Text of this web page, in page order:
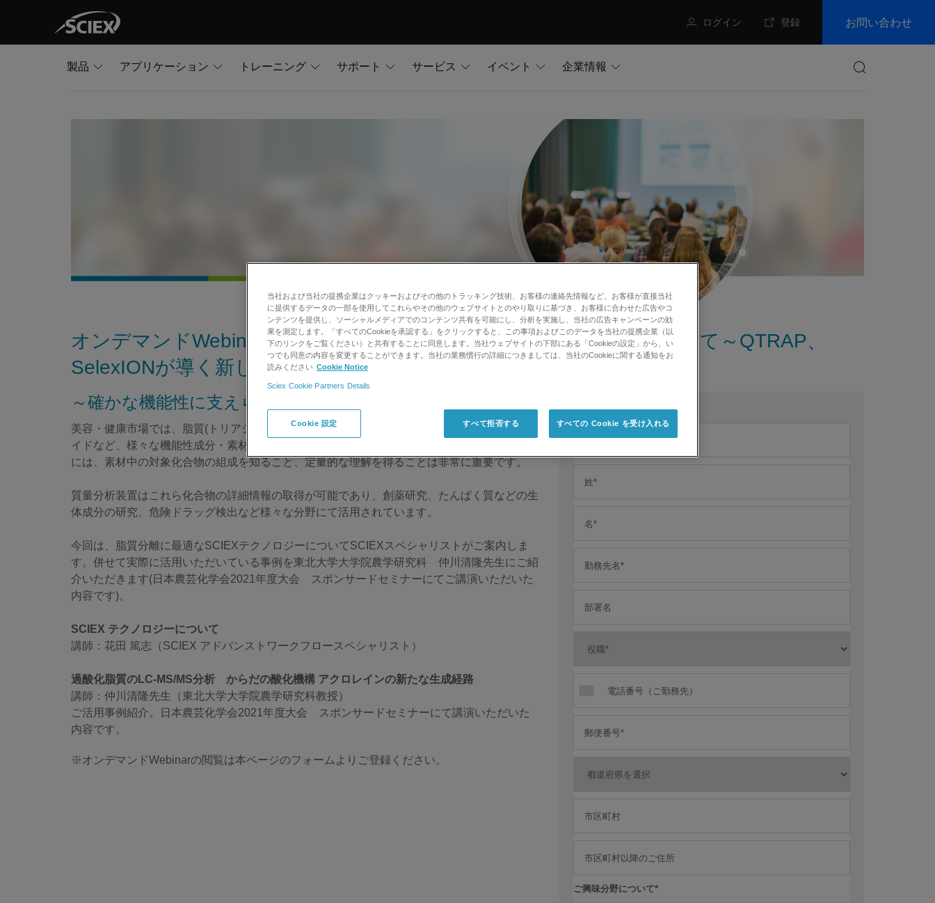
ログイン 登録 お問い合わせ
製品 アプリケーション トレーニング サポート サービス イベント
企業情報
オンデマンドWebinar：脂質分離の最適解 SCIEXテクノロジーについて～QTRAP、
SelexIONが導く新しい分離
～確かな機能性に支えられた製品開発に向けて～
美容・健康市場では、脂質(トリアシルグリセロール、セラミド)、ポリフェノール、フラボノ
イドなど、様々な機能性成分・素材の活用が進んでいます。しかし、確かな機能性を担保する
には、素材中の対象化合物の組成を知ること、定量的な理解を得ることは非常に重要です。
質量分析装置はこれら化合物の詳細情報の取得が可能であり、創薬研究、たんぱく質などの生
体成分の研究、危険ドラッグ検出など様々な分野にて活用されています。
今回は、脂質分離に最適なSCIEXテクノロジーについてSCIEXスペシャリストがご案内しま
す。併せて実際に活用いただいている事例を東北大学大学院農学研究科 仲川清隆先生にご紹
介いただきます(日本農芸化学会2021年度大会 スポンサードセミナーにてご講演いただいた
内容です)。
SCIEX テクノロジーについて
講師：花田 篤志（SCIEX アドバンストワークフロースペシャリスト）
過酸化脂質のLC-MS/MS分析 からだの酸化機構 アクロレインの新たな生成経路
講師：仲川清隆先生（東北大学大学院農学研究科教授）
ご活用事例紹介。日本農芸化学会2021年度大会 スポンサードセミナーにて講演いただいた
内容です。
※オンデマンドWebinarの閲覧は本ページのフォームよりご登録ください。
当社および当社の提携企業はクッキーおよびその他のトラッキング技術、お客様の連絡先情報など、お客様が直接当社
に提供するデータの一部を使用してこれらやその他のウェブサイトとのやり取りに基づき、お客様に合わせた広告やコ
ンテンツを提供し、ソーシャルメディアでのコンテンツ共有を可能にし、分析を実施し、当社の広告キャンペーンの効
果を測定します。「すべてのCookieを承認する」をクリックすると、この事項およびこのデータを当社の提携企業（以
下のリンクをご覧ください）と共有することに同意します。当社ウェブサイトの下部にある「Cookieの設定」から、い
つでも同意の内容を変更することができます。当社の業務慣行の詳細につきましては、当社のCookieに関する通知をお
読みください Cookie Notice
Sciex Cookie Partners Details
Cookie 設定 すべて拒否する すべての Cookie を受け入れる